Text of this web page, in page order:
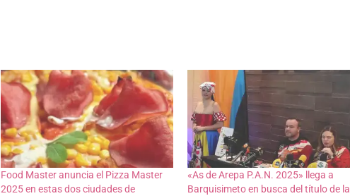
Food Master anuncia el Pizza Master
2025 en estas dos ciudades de
«As de Arepa P.A.N. 2025» llega a
Barquisimeto en busca del título de la